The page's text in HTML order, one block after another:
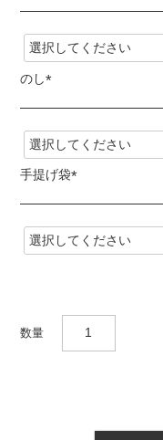
(
必
須
)
のし
(
須
)
手提げ袋
(
須